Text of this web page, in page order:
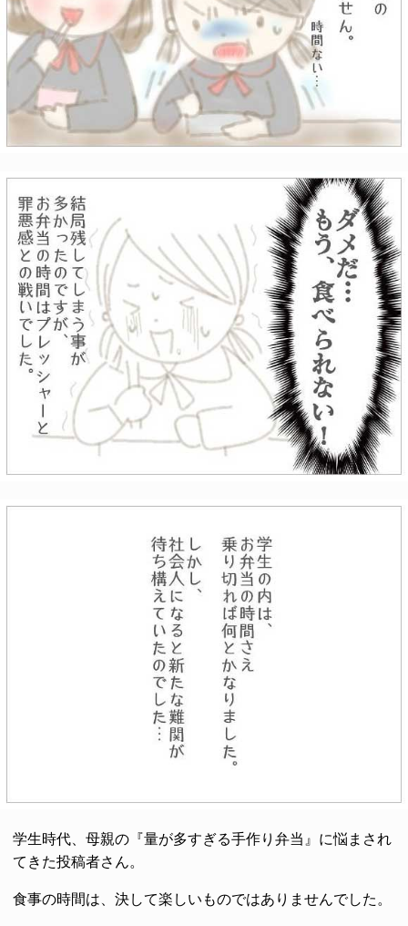
学生時代、母親の『量が多すぎる手作り弁当』に悩まされ
てきた投稿者さん。
食事の時間は、決して楽しいものではありませんでした。